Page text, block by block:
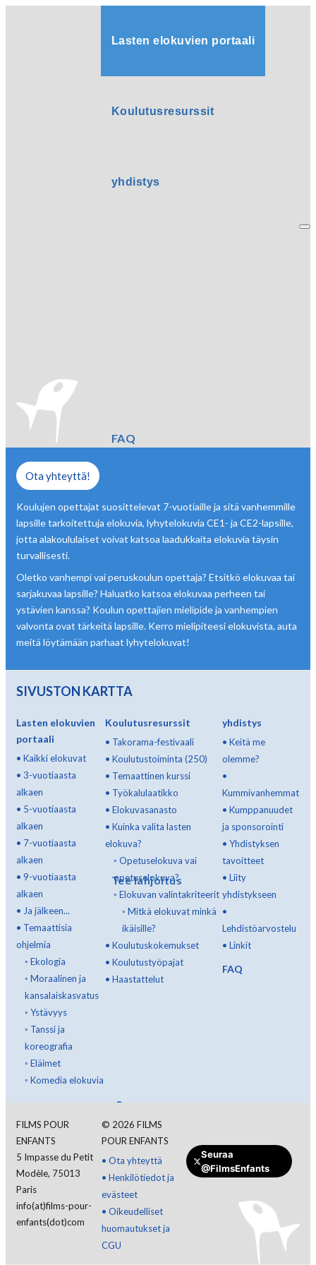
Lasten elokuvien portaali
Koulutusresurssit
yhdistys
FAQ
Tee lahjoitus
Suomi
Ota yhteyttä!
Koulujen opettajat suosittelevat 7-vuotiaille ja sitä vanhemmille
lapsille tarkoitettuja elokuvia, lyhytelokuvia CE1- ja CE2-lapsille,
jotta alakoululaiset voivat katsoa laadukkaita elokuvia täysin
turvallisesti.
Oletko vanhempi vai peruskoulun opettaja? Etsitkö elokuvaa tai
sarjakuvaa lapsille? Haluatko katsoa elokuvaa perheen tai
ystävien kanssa? Koulun opettajien mielipide ja vanhempien
valvonta ovat tärkeitä lapsille. Kerro mielipiteesi elokuvista, auta
meitä löytämään parhaat lyhytelokuvat!
SIVUSTON KARTTA
Lasten elokuvien
portaali
• Kaikki elokuvat
• 3-vuotiaasta
alkaen
• 5-vuotiaasta
alkaen
• 7-vuotiaasta
alkaen
• 9-vuotiaasta
alkaen
• Ja jälkeen...
• Temaattisia
ohjelmia
◦ Ekologia
◦ Moraalinen ja
kansalaiskasvatus
◦ Ystävyys
◦ Tanssi ja
koreografia
◦ Eläimet
◦ Komedia elokuvia
Koulutusresurssit
• Takorama-festivaali
• Koulutustoiminta (250)
• Temaattinen kurssi
• Työkalulaatikko
• Elokuvasanasto
• Kuinka valita lasten
elokuva?
◦ Opetuselokuva vai
opetuselokuva?
◦ Elokuvan valintakriteerit
◦ Mitkä elokuvat minkä
ikäisille?
• Koulutuskokemukset
• Koulutustyöpajat
• Haastattelut
yhdistys
•Keitä me
olemme?
•
Kummivanhemmat
•Kumppanuudet
ja sponsorointi
•Yhdistyksen
tavoitteet
•Liity
yhdistykseen
•
Lehdistöarvostelu
•Linkit
FAQ
FILMS POUR
ENFANTS
5 Impasse du Petit
Modèle, 75013
Paris
info(at)films-pour-
enfants(dot)com
© 2026 FILMS
POUR ENFANTS
• Ota yhteyttä
• Henkilötiedot ja
evästeet
• Oikeudelliset
huomautukset ja
CGU
Seuraa
@FilmsEnfants